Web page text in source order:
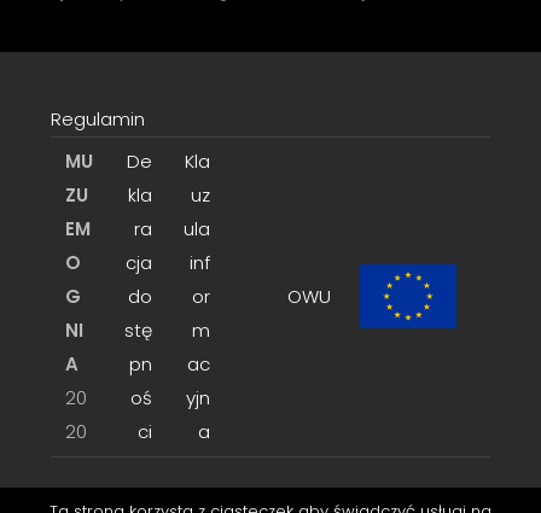
Regulamin
MU
ZU
EM
O
G
NI
A
20
20
De
kla
ra
cja
do
stę
pn
oś
ci
Kla
uz
ula
inf
or
m
ac
yjn
a
OWU